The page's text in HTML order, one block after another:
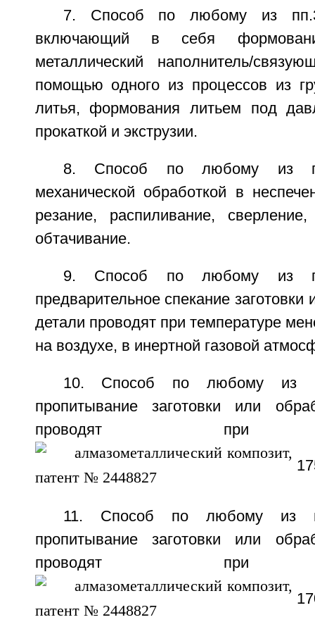
7. Способ по любому из
включающий в себя
металлический наполнитель/
помощью одного из процессов из
литья, формования литьем под
прокаткой и экструзии.
8. Способ по любому из
механической обработкой в
резание, распиливание,
обтачивание.
9. Способ по любому из
предварительное спекание
детали проводят при температуре
на воздухе, в инертной газовой
10. Способ по любому из
пропитывание заготовки или
проводят при
11. Способ по любому из
пропитывание заготовки или
проводят при